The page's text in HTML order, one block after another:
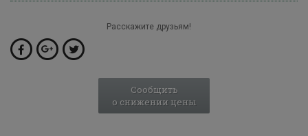
Расскажите друзьям!
Сообщить
о снижении цены